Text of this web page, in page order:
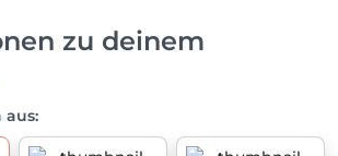
zu deinem
aus: